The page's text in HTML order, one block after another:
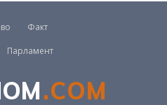
Факт
Парламент
.COM